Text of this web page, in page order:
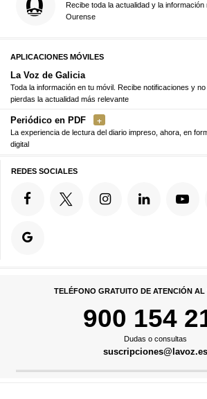
Recibe toda la actualidad y la
Ourense
APLICACIONES MÓVILES
La Voz de Galicia
Toda la información en tu móvil. Recibe notificaciones y no
pierdas la actualidad más relevante
Periódico en PDF
La experiencia de lectura del diario impreso, ahora, en
digital
REDES SOCIALES
TELÉFONO GRATUITO DE ATENCIÓN AL
900 154
Dudas o consultas
suscripciones@lavoz.es